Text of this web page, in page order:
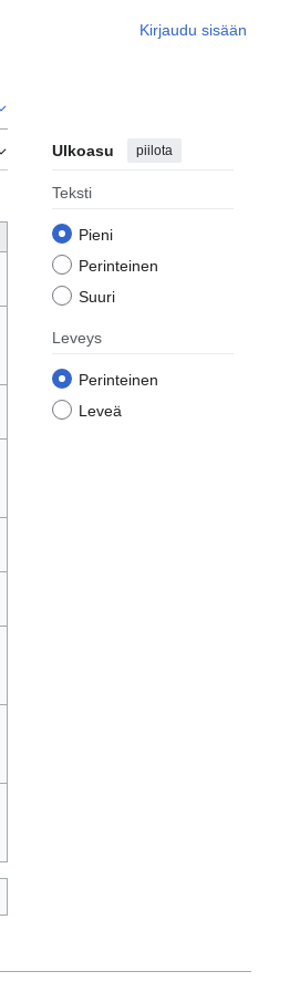
Kirjaudu sisään
Ulkoasu piilota
Teksti
Pieni
Perinteinen
Suuri
Leveys
Perinteinen
Leveä